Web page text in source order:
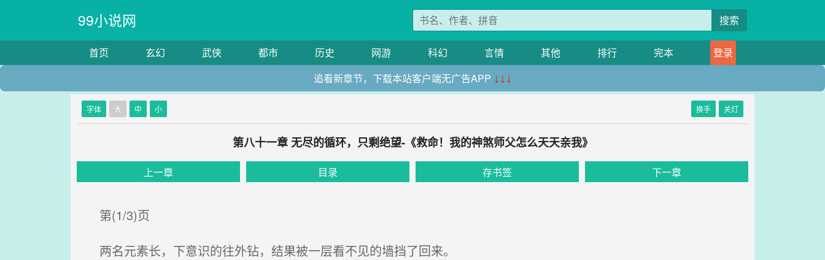
99小说网 搜索
首页 玄幻 武侠 都市 历史 网游 科幻 言情 其他 排行 完本
登录
追看新章节，下载本站客户端无广告APP ↓↓↓
字体 大 中 小 换手 关灯
第八十一章 无尽的循环，只剩绝望-《救命！我的神煞师父怎么天天亲我》
上一章 目录 存书签 下一章
第(1/3)页
两名元素长，下意识的往外钻，结果被一层看不见的墙挡了回来。